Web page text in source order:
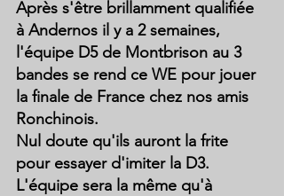
Après s'être brillamment qualifiée
à Andernos il y a 2 semaines,
l'équipe D5 de Montbrison au 3
bandes se rend ce WE pour jouer
la finale de France chez nos amis
Ronchinois.
Nul doute qu'ils auront la frite
pour essayer d'imiter la D3.
L'équipe sera la même qu'à